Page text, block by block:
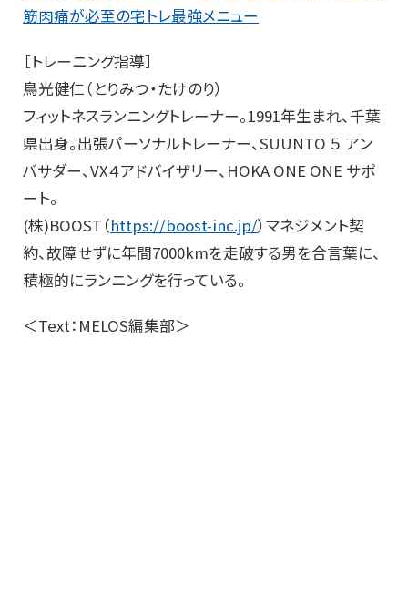
筋肉痛が必至の宅トレ最強メニュー
［トレーニング指導］
鳥光健仁（とりみつ・たけのり）
フィットネスランニングトレーナー。1991年生まれ、千葉
県出身。出張パーソナルトレーナー、SUUNTO ５ アン
バサダー、VX４アドバイザリー、HOKA ONE ONE サポ
ート。
(株)BOOST（https://boost-inc.jp/）マネジメント契
約、故障せずに年間7000kmを走破する男を合言葉に、
積極的にランニングを行っている。
＜Text：MELOS編集部＞